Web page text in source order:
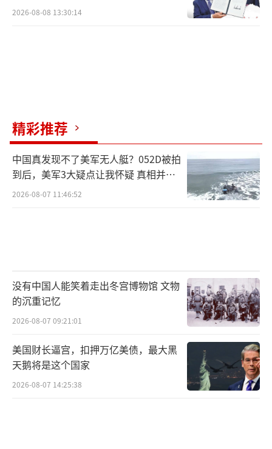
2026-08-08 13:30:14
精彩推荐
中国真发现不了美军无人艇？052D被拍
到后，美军3大疑点让我怀疑 真相并非
如此
2026-08-07 11:46:52
没有中国人能笑着走出冬宫博物馆 文物
的沉重记忆
2026-08-07 09:21:01
美国财长逼宫，扣押万亿美债，最大黑
天鹅将是这个国家
2026-08-07 14:25:38